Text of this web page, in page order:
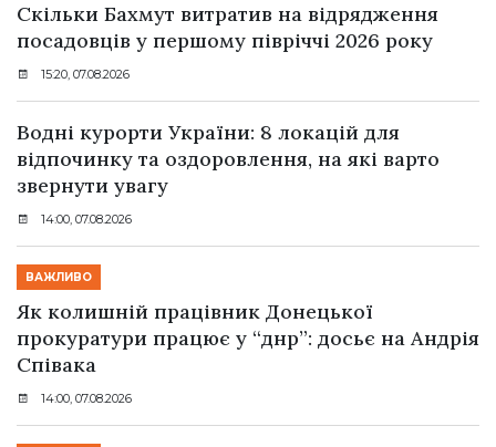
Скільки Бахмут витратив на відрядження
посадовців у першому півріччі 2026 року
15:20, 07.08.2026
Водні курорти України: 8 локацій для
відпочинку та оздоровлення, на які варто
звернути увагу
14:00, 07.08.2026
ВАЖЛИВО
Як колишній працівник Донецької
прокуратури працює у “днр”: досьє на Андрія
Співака
14:00, 07.08.2026